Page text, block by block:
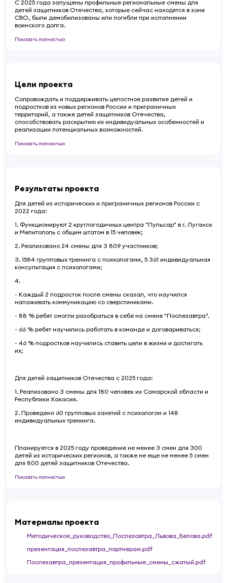
С 2025 года запущены профильные региональные смены для
детей защитников Отечества, которые сейчас находятся в зоне
СВО, были демобилизованы или погибли при исполнении
воинского долга.
Показать полностью
Цели проекта
Сопровождать и поддерживать целостное развитие детей и
подростков из новых регионов России и приграничных
территорий, а также детей защитников Отечества,
способствовать раскрытию их индивидуальных особенностей и
реализации потенциальных возможностей.
Показать полностью
Результаты проекта
Для детей из исторических и приграничных регионов России с
2022 года:
1. Функционируют 2 круглогодичных центра "Пульсар" в г. Луганск
и Мелитополь с общим штатом в 15 человек;
2. Реализовано 24 смены для 3 809 участников;
3. 1584 групповых тренинга с психологами, 5 361 индивидуальная
консультация с психологами;
4.
- Каждый 2 подросток после смены сказал, что научился
налаживать коммуникацию со сверстиниками.
- 88 % ребят смогли разобраться в себе на смене "Послезавтра".
- 66 % ребят научились работать в команде и договариваться;
- 46 % подростков научились ставить цели в жизни и достигать
их;
Для детей защитников Отечества с 2025 года:
1. Реализовано 3 смены для 180 человек их Самарской области и
Республики Хакасия.
2. Проведено 60 групповых занятий с психологом и 148
индивидуальных тренинга.
Планируется в 2025 году проведение не менее 3 смен для 300
детей из исторических регионов, а также не еще не менее 5 смен
для 800 детей защитников Отечества.
Показать полностью
Материалы проекта
Методическое_руководство_Послезавтра_Львова_Белова.pdf
презентация_послезавтра_партнерам.pdf
Послезавтра_презентация_профильные_смены_сжатый.pdf